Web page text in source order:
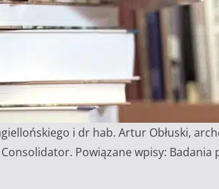
i dr hab. Artur Obłuski,
Powiązane wpisy: